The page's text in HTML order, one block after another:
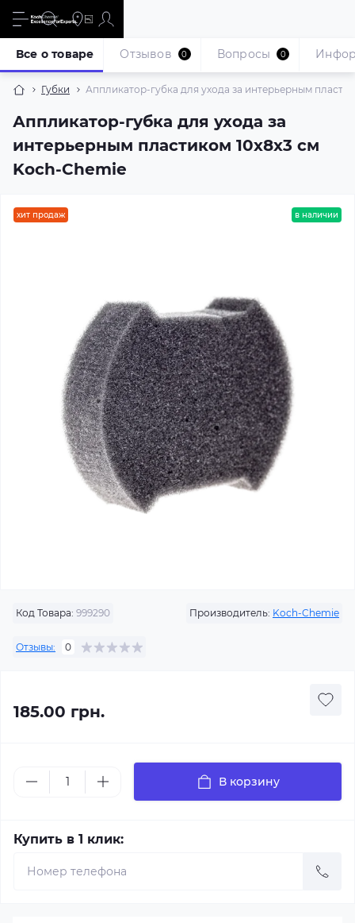
Губки Аппликатор-губка для ухода за интерьерным
Аппликатор-губка для ухода за
интерьерным пластиком 10х8х3 см
Koch-Chemie
Все о товаре Отзывов 0 Вопросы 0
хит продаж в наличии
Код Товара: 999290 Производитель: Koch-Chemie
Отзывы: 0
185.00 грн.
В корзину
Купить в 1 клик: